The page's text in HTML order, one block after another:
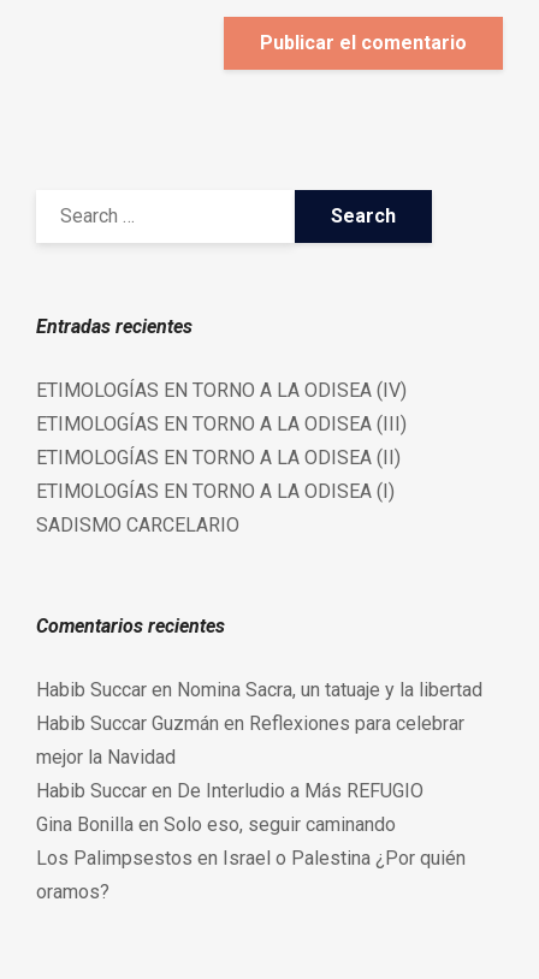
Entradas recientes
ETIMOLOGÍAS EN TORNO A LA ODISEA (IV)
ETIMOLOGÍAS EN TORNO A LA ODISEA (III)
ETIMOLOGÍAS EN TORNO A LA ODISEA (II)
ETIMOLOGÍAS EN TORNO A LA ODISEA (I)
SADISMO CARCELARIO
Comentarios recientes
Habib Succar en Nomina Sacra, un tatuaje y la libertad
Habib Succar Guzmán en Reflexiones para celebrar
mejor la Navidad
Habib Succar en De Interludio a Más REFUGIO
Gina Bonilla en Solo eso, seguir caminando
Los Palimpsestos en Israel o Palestina ¿Por quién
oramos?